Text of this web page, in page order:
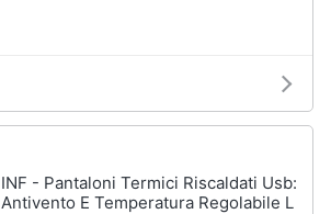
INF - Pantaloni Termici Riscaldati Usb:
Antivento E Temperatura Regolabile L